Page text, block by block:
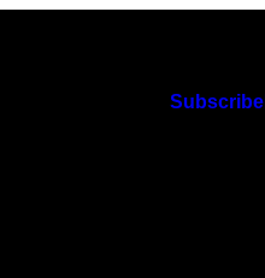
Subscribe